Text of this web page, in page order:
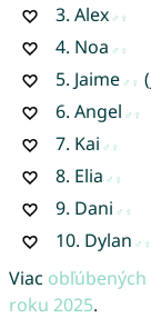
3. Alex
4. Noa
5. Jaime
6. Angel
7. Kai
8. Elia
9. Dani
10. Dylan
Viac
roku 2025.